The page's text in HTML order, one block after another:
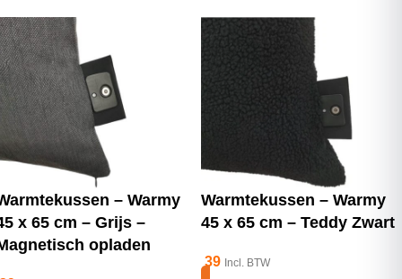
– Warmy
x 65 cm – Grijs –
opladen
Warmtekussen – Warmy
45 x 65 cm – Teddy Zwart
39 Incl. BTW